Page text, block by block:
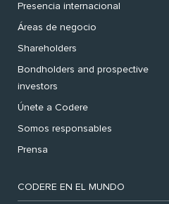
Presencia internacional
Áreas de negocio
Shareholders
Bondholders and prospective
investors
Únete a Codere
Somos responsables
Prensa
CODERE EN EL MUNDO